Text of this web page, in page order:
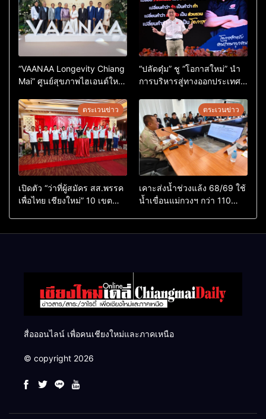
“VAANAA Longevity Chiang
Mai” ศูนย์สุขภาพไฮเอนต์ใหญ่
“ปลัดตุ๋ม” ชู “โอกาสใหม่” นำ
การบริหารสู่ทางออกประเทศ
ตระเวนข่าว
เปิดตัว “ว่าที่ผู้สมัคร สส.พรรค
เพื่อไทย เชียงใหม่” 10 เขต
ตระเวนข่าว
เคาะส่งน้ำช่วงแล้ง 68/69 ใช้
น้ำเขื่อนแม่กวงฯ กว่า 110
สื่อออนไลน์ เพื่อคนเชียงใหม่และภาคเหนือ
© copyright 2026